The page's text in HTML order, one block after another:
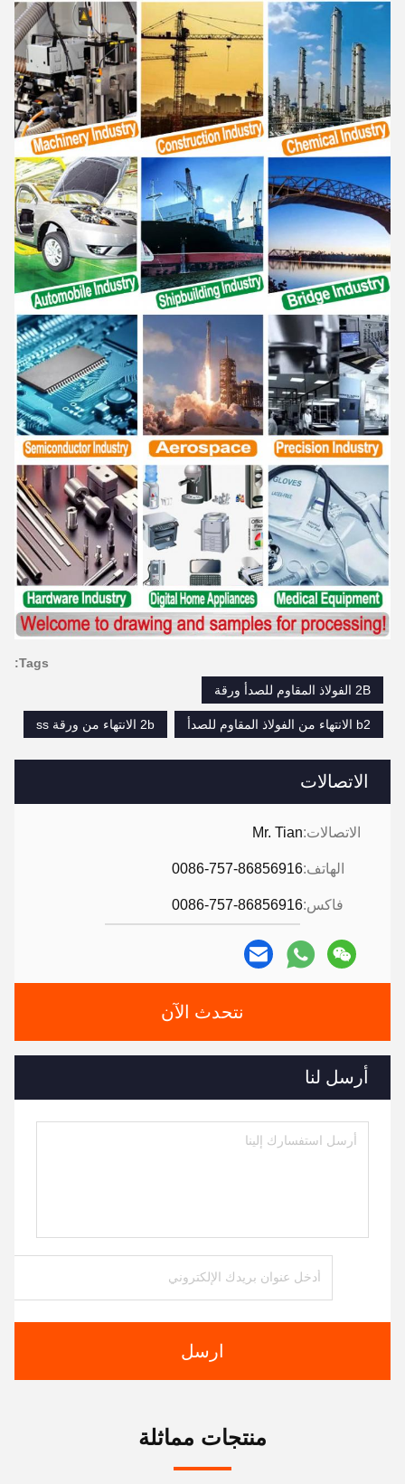
الاتصالات
الاتصالات:Mr. Tian
الهاتف:0086-757-86856916
فاكس:0086-757-86856916
نتحدث الآن
أرسل لنا
ارسل
Tags:
2B الفولاذ المقاوم للصدأ ورقة
b2 الانتهاء من الفولاذ المقاوم للصدأ 2b الانتهاء من ورقة ss
منتجات مماثلة